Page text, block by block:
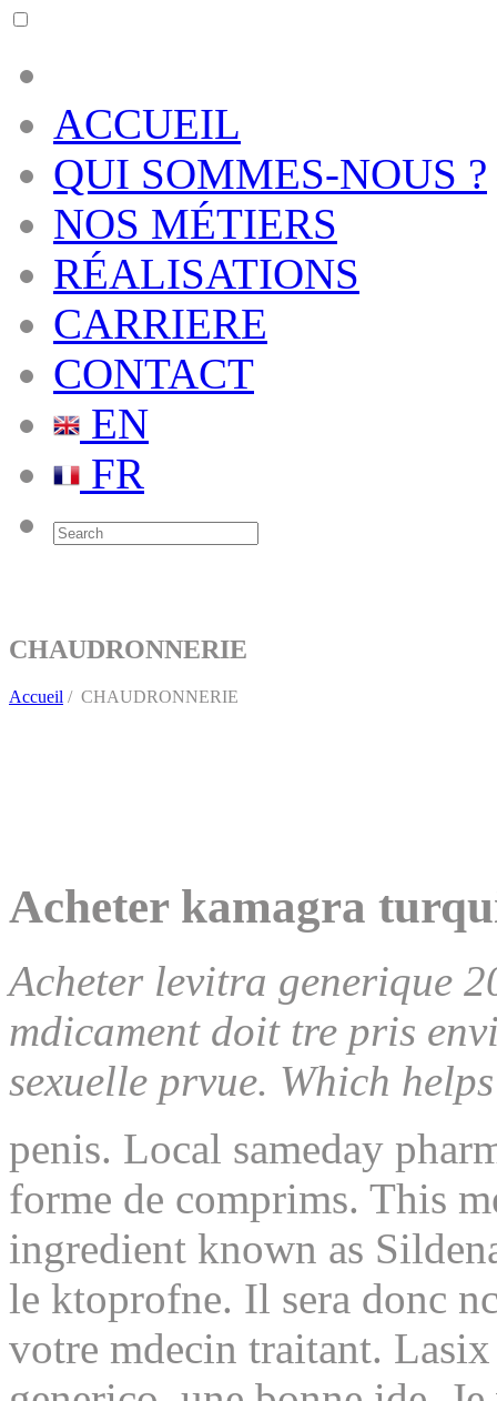
ACCUEIL
QUI SOMMES-NOUS ?
NOS MÉTIERS
RÉALISATIONS
CARRIERE
CONTACT
EN
FR
CHAUDRONNERIE
Accueil / CHAUDRONNERIE
Acheter kamagra
Acheter levitra generique
mdicament doit tre pris
sexuelle prvue. Which
penis. Local sameday
forme de comprims. This
ingredient known as
le ktoprofne. Il sera donc
votre mdecin traitant.